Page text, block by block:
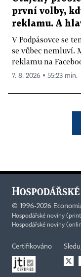
první volby,
reklamu. A
V Podpásovce se
se vůbec nemluví.
reklamu na
7. 8. 2026 ▪ 55:23 min.
© 1996-2026
Hospodářské noviny
Hospodářské noviny
Certifikováno